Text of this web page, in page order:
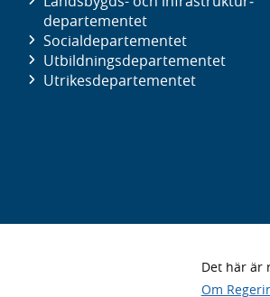
departementet
Social­departementet
Utbildnings­departementet
Utrikes­departementet
Det här är
Om